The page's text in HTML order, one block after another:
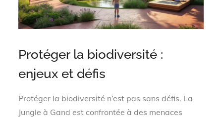
Protéger la biodiversité :
enjeux et défis
Protéger la biodiversité n’est pas sans défis. La
Jungle à Gand est confrontée à des menaces